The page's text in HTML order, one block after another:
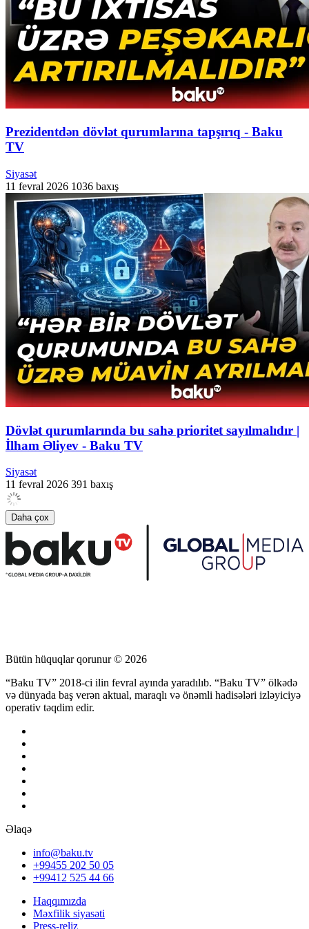
Prezidentdən dövlət qurumlarına tapşırıq - Baku
TV
Siyasət
11 fevral 2026 1036 baxış
Dövlət qurumlarında bu sahə prioritet sayılmalıdır |
İlham Əliyev - Baku TV
Siyasət
11 fevral 2026 391 baxış
Daha çox
Bütün hüquqlar qorunur © 2026
“Baku TV” 2018-ci ilin fevral ayında yaradılıb. “Baku TV” ölkədə
və dünyada baş verən aktual, maraqlı və önəmli hadisələri izləyiciyə
operativ təqdim edir.
Əlaqə
info@baku.tv
+99455 202 50 05
+99412 525 44 66
Haqqımızda
Məxfilik siyasəti
Press-reliz